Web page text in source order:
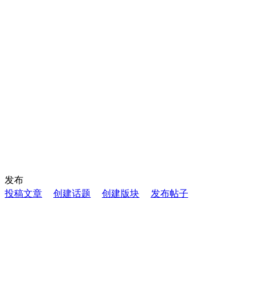
发布
投稿文章
创建话题 创建版块 发布帖子